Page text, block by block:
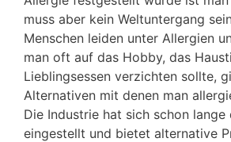
muss aber kein Weltuntergang
Menschen leiden unter Allergien
man oft auf das Hobby, das
Lieblingsessen verzichten sollte,
Alternativen mit denen man
Die Industrie hat sich schon lange
eingestellt und bietet alternative